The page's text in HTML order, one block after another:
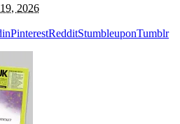
2026
PinterestRedditStumbleuponTumblr